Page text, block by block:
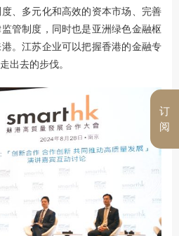
、多元化和高效的资本市场、完善
管制度，同时也是亚洲绿色金融枢
。江苏企业可以把握香港的金融专
出去的步伐。
订
阅